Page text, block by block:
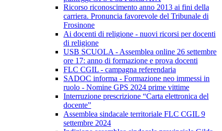
Ricorso riconoscimento anno 2013 ai fini della
carriera. Pronuncia favorevole del Tribunale di
Frosinone
Ai docenti di religione - nuovi ricorsi per docenti
di religione
USB SCUOLA - Assemblea online 26 settembre
ore 17: anno di formazione e prova docenti
FLC CGIL - campagna referendaria
SADOC informa - Formazione neo immessi in
ruolo - Nomine GPS 2024 prime vittime
Interruzione prescrizione “Carta elettronica del
docente”
Assemblea sindacale territoriale FLC CGIL 9
settembre 2024